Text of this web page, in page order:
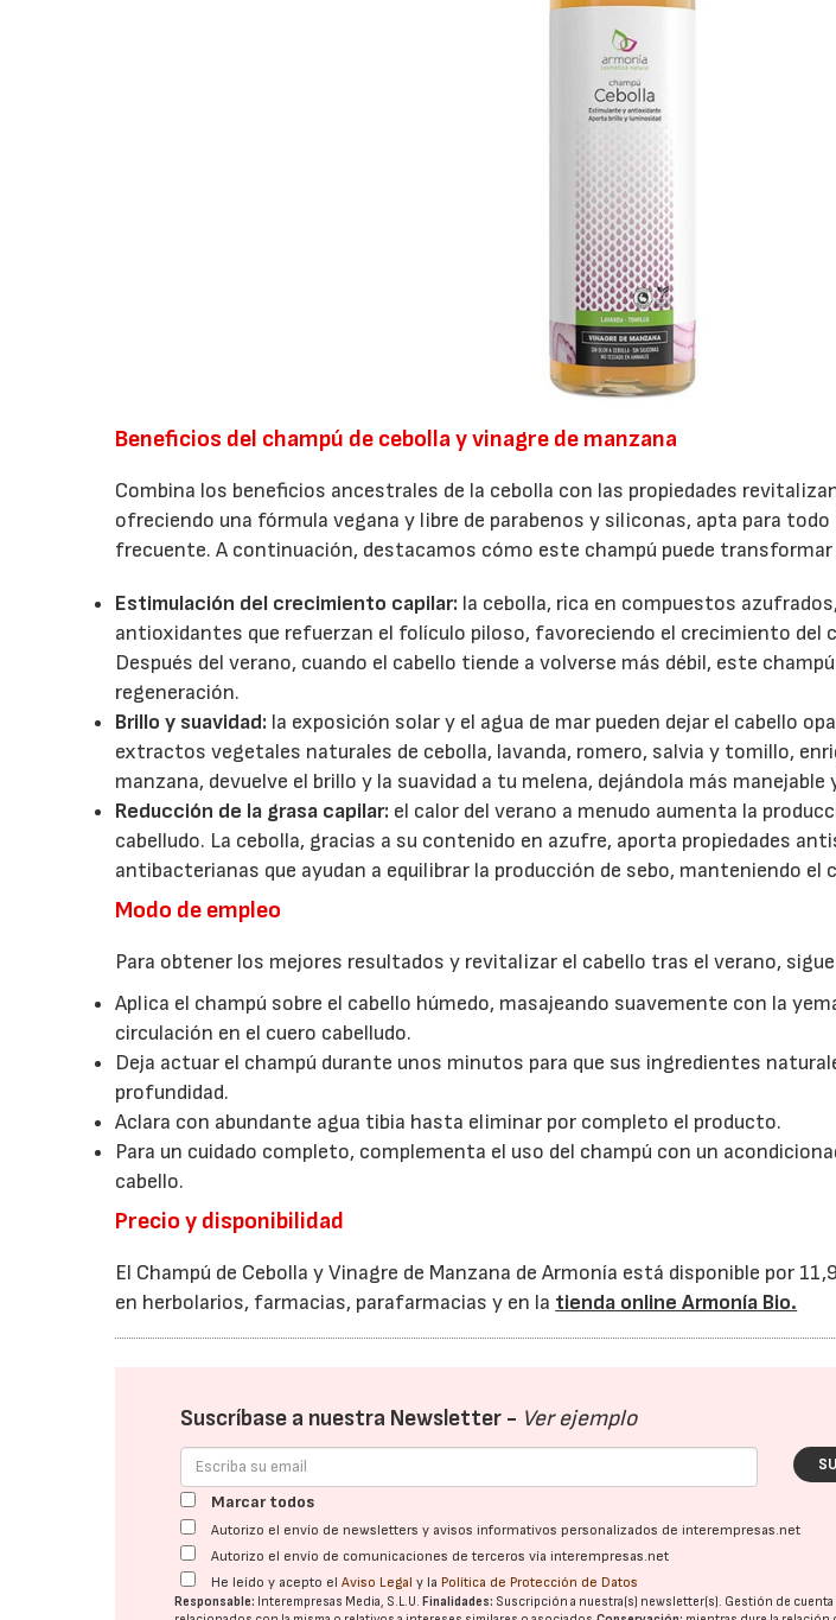
Beneficios del champú de cebolla y vinagre de manzana
Combina los beneficios ancestrales de la cebolla con las propiedades
ofreciendo una fórmula vegana y libre de parabenos y siliconas, apta para todo
frecuente. A continuación, destacamos cómo este champú puede transformar
Estimulación del crecimiento capilar: la cebolla, rica en compuestos
antioxidantes que refuerzan el folículo piloso, favoreciendo el crecimiento del
Después del verano, cuando el cabello tiende a volverse más débil, este
regeneración.
Brillo y suavidad: la exposición solar y el agua de mar pueden dejar el cabello
extractos vegetales naturales de cebolla, lavanda, romero, salvia y tomillo,
manzana, devuelve el brillo y la suavidad a tu melena, dejándola más manejable
Reducción de la grasa capilar: el calor del verano a menudo aumenta la
cabelludo. La cebolla, gracias a su contenido en azufre, aporta propiedades
antibacterianas que ayudan a equilibrar la producción de sebo, manteniendo el
Modo de empleo
Para obtener los mejores resultados y revitalizar el cabello tras el verano,
Aplica el champú sobre el cabello húmedo, masajeando suavemente con la
circulación en el cuero cabelludo.
Deja actuar el champú durante unos minutos para que sus ingredientes
profundidad.
Aclara con abundante agua tibia hasta eliminar por completo el producto.
Para un cuidado completo, complementa el uso del champú con un
cabello.
Precio y disponibilidad
El Champú de Cebolla y Vinagre de Manzana de Armonía está disponible por
en herbolarios, farmacias, parafarmacias y en la tienda online Armonía Bio.
Suscríbase a nuestra Newsletter - Ver ejemplo
Marcar todos
Autorizo el envío de newsletters y avisos informativos personalizados de interempresas.net
Autorizo el envío de comunicaciones de terceros vía interempresas.net
He leído y acepto elAviso Legal y la Política de Protección de Datos
Responsable: Interempresas Media, S.L.U.Finalidades: Suscripción a nuestra(s) newsletter(s). Gestión de cuenta
28/07/2026